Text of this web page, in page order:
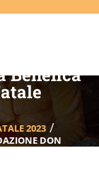
Benefica
2023
DON